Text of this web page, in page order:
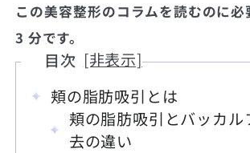
この美容整形のコラムを読むのに
3 分です。
目次
頬の脂肪吸引とは
頬の脂肪吸引とバッカル
去の違い